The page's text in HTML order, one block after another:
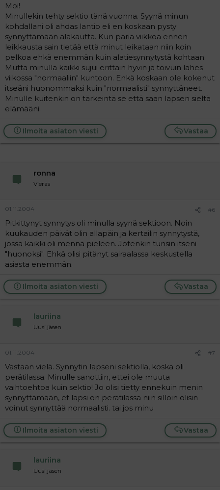
Moi!
Minullekin tehty sektio tänä vuonna. Syynä minun
kohdallani oli ahdas lantio eli en koskaan pysty
synnyttämään alakautta. Kun paria viikkoa ennen
leikkausta sain tietää että minut leikataan niin koin
pelkoa ehkä enemmän kuin alatiesynnytystä kohtaan.
Mutta minulla kaikki sujui erittäin hyvin ja toivuin lähes
viikossa "normaaliin" kuntoon. Enkä koskaan ole kokenut
itseäni huonommaksi kuin "normaalisti" synnyttäneet.
Minulle kuitenkin on tärkeintä se että saan lapsen sieltä
elämääni.
Vastaa
Ilmoita asiaton viesti
ronna
Vieras
01.11.2004 #6
Pitkittynyt synnytys oli minulla syynä sektioon. Noin
kuukauden päivät olin allapäin ja kertailin synnytystä,
jossa kaikki oli mennä pieleen. Jotenkin tunsin itseni
"huonoksi". Ehkä olisi pitänyt sairaalassa keskustella
asiasta enemmän.
Vastaa
Ilmoita asiaton viesti
lauriina
Uusi jäsen
01.11.2004 #7
Vastaan vielä. Synnytin lapseni sektiolla, koska oli
perätilassa. Minulle sanottiin, ettei ole muuta
vaihtoehtoa kuin sektio! Jo olisi tietty ennekuin menin
synnyttämään, et lapsi on perätilassa niin silloin olisin
voinut synnyttää normaalisti. tai jos minu
Vastaa
Ilmoita asiaton viesti
lauriina
Uusi jäsen